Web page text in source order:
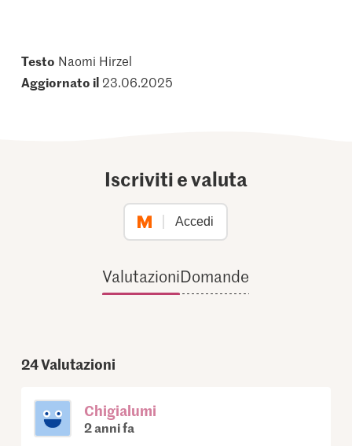
Testo Naomi Hirzel
Aggiornato il 23.06.2025
Iscriviti e valuta
Accedi
ValutazioniDomande
24Valutazioni
Chigialumi
2 anni fa